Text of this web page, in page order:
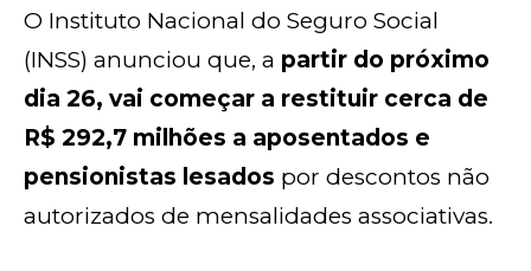
O Instituto Nacional do Seguro Social
(INSS) anunciou que, a partir do próximo
dia 26, vai começar a restituir cerca de
R$ 292,7 milhões a aposentados e
pensionistas lesados por descontos não
autorizados de mensalidades associativas.